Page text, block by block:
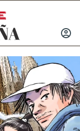
INICIAR